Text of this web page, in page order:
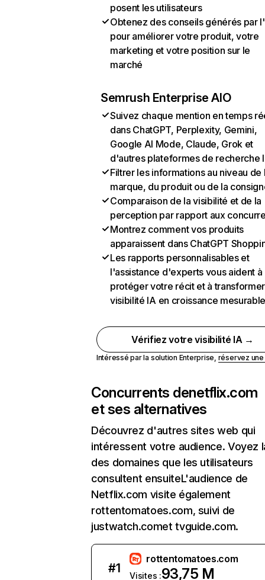
posent les utilisateurs
Obtenez des conseils générés par
pour améliorer votre produit, votre
marketing et votre position sur le
marché
Semrush Enterprise AIO
Suivez chaque mention en temps
dans ChatGPT, Perplexity, Gemini,
Google AI Mode, Claude, Grok et
d'autres plateformes de recherche
Filtrer les informations au niveau de
marque, du produit ou de la
Comparaison de la visibilité et de la
perception par rapport aux
Montrez comment vos produits
apparaissent dans ChatGPT
Les rapports personnalisables et
l'assistance d'experts vous aident à
protéger votre récit et à
visibilité IA en croissance
Vérifiez votre visibilité IA →
Intéressé par la solution Enterprise, réservez
Concurrents denetflix.com
et ses alternatives
Découvrez d'autres sites web qui
intéressent votre audience. Voyez
des domaines que les utilisateurs
consultent ensuiteL'audience de
Netflix.com visite également
rottentomatoes.com, suivi de
justwatch.comet tvguide.com.
#1
rottentomatoes.com
Visites :93,75 M